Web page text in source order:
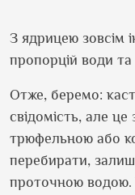
З ядрицею зовсім
пропорцій води та
Отже, беремо:
свідомість, але
трюфельною або
перебирати,
проточною водою.